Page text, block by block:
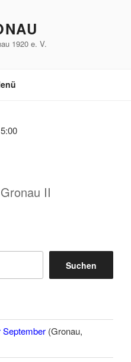
1920 e. V.
II
Suchen
(Gronau,